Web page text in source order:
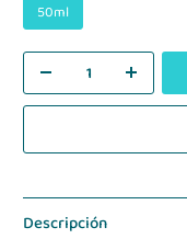
50ml
Descripción